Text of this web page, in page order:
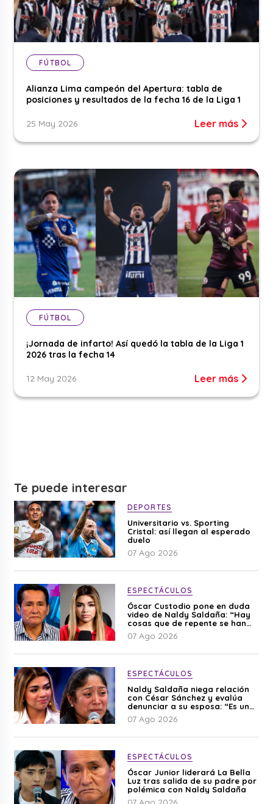
FÚTBOL
Alianza Lima campeón del Apertura: tabla de
posiciones y resultados de la fecha 16 de la Liga 1
25 May 2026 Leer más
FÚTBOL
¡Jornada de infarto! Así quedó la tabla de la Liga 1
2026 tras la fecha 14
12 May 2026 Leer más
Te puede interesar
DEPORTES
Universitario vs. Sporting
Cristal: así llegan al esperado
duelo
07 Ago 2026
ESPECTÁCULOS
Óscar Custodio pone en duda
video de Naldy Saldaña: “Hay
cosas que de repente se han
editado”
07 Ago 2026
ESPECTÁCULOS
Naldy Saldaña niega relación
con César Sánchez y evalúa
denunciar a su esposa: “Es una
difamación”
07 Ago 2026
ESPECTÁCULOS
Óscar Junior liderará La Bella
Luz tras salida de su padre por
polémica con Naldy Saldaña